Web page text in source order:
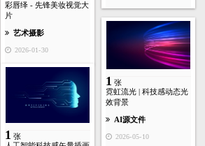
彩唇绎 - 先锋美妆视觉大
片
艺术摄影
2026-01-30
1 张
霓虹流光 | 科技感动态光
效背景
AI源文件
2026-05-10
1 张